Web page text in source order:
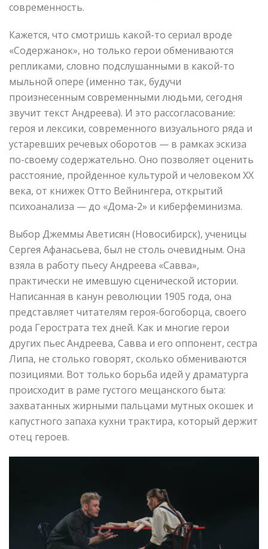
современность.
Кажется, что смотришь какой-то сериал вроде
«Содержанок», но только герои обмениваются
репликами, словно подслушанными в какой-то
мыльной опере (именно так, будучи
произнесенным современными людьми, сегодня
звучит текст Андреева). И это рассогласование:
героя и лексики, современного визуального ряда и
устаревших речевых оборотов — в рамках эскиза
по-своему содержательно. Оно позволяет оценить
расстояние, пройденное культурой и человеком XX
века, от книжек Отто Вейнингера, открытий
психоанализа — до «Дома-2» и киберфеминизма.
Выбор Джеммы Аветисян (Новосибирск), ученицы
Сергея Афанасьева, был не столь очевидным. Она
взяла в работу пьесу Андреева «Савва»,
практически не имевшую сценической истории.
Написанная в канун революции 1905 года, она
представляет читателям героя-богоборца, своего
рода Герострата тех дней. Как и многие герои
других пьес Андреева, Савва и его оппонент, сестра
Липа, не столько говорят, сколько обмениваются
позициями. Вот только борьба идей у драматурга
происходит в раме густого мещанского быта:
захватанных жирными пальцами мутных окошек и
капустного запаха кухни трактира, который держит
отец героев.